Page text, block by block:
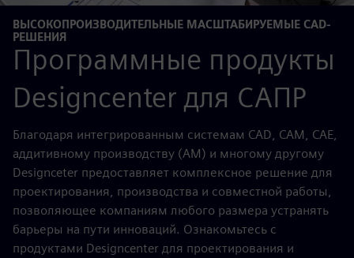
ВЫСОКОПРОИЗВОДИТЕЛЬНЫЕ МАСШТАБИРУЕМЫЕ CAD-
РЕШЕНИЯ
Программные продукты
Designcenter для САПР
Благодаря интегрированным системам CAD, CAM, CAE,
аддитивному производству (AM) и многому другому
Designceter предоставляет комплексное решение для
проектирования, производства и совместной работы,
позволяющее компаниям любого размера устранять
барьеры на пути инноваций. Ознакомьтесь с
продуктами Designcenter для проектирования и